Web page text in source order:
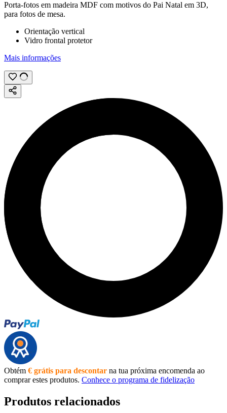
Porta-fotos em madeira MDF com motivos do Pai Natal em 3D,
para fotos de mesa.
Orientação vertical
Vidro frontal protetor
Mais informações
Obtém € grátis para descontar na tua próxima encomenda ao
comprar estes produtos. Conhece o programa de fidelização
Produtos relacionados